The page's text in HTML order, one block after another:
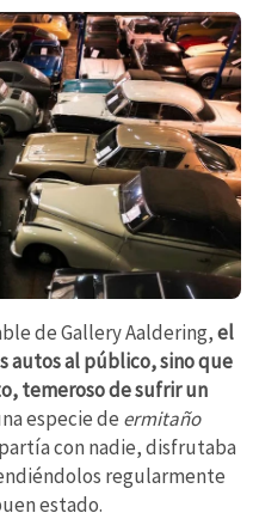
de Gallery Aaldering,el
autos al público, sino que
temeroso de sufrir un
especie de ermitaño
con nadie, disfrutaba
regularmente
estado.